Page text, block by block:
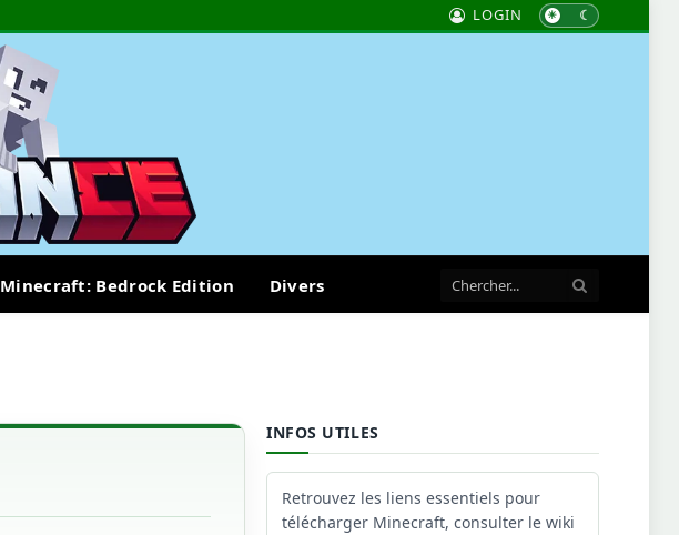
LOGIN
Minecraft: Bedrock Edition Divers
INFOS UTILES
Retrouvez les liens essentiels pour
télécharger Minecraft, consulter le wiki